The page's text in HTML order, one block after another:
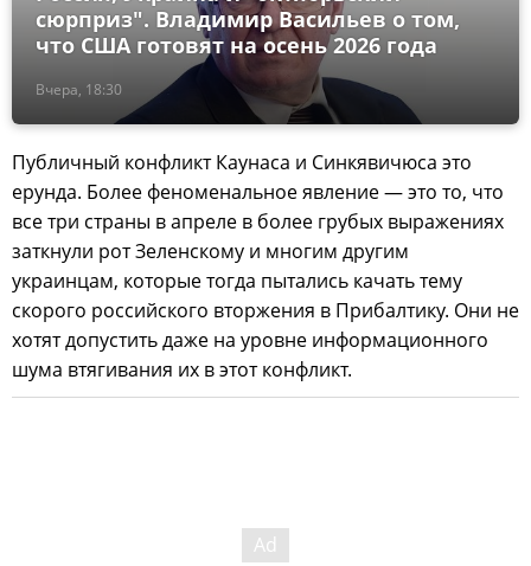
Вчера, 18:30
сюрприз". Владимир Васильев о том,
что США готовят на осень 2026 года
Публичный конфликт Каунаса и Синкявичюса это
ерунда. Более феноменальное явление — это то, что
все три страны в апреле в более грубых выражениях
заткнули рот Зеленскому и многим другим
украинцам, которые тогда пытались качать тему
скорого российского вторжения в Прибалтику. Они не
хотят допустить даже на уровне информационного
шума втягивания их в этот конфликт.